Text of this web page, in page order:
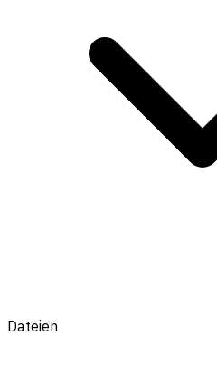
Dateien